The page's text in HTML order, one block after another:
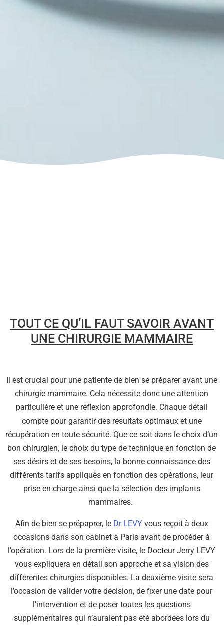
TOUT CE QU’IL FAUT SAVOIR AVANT
UNE CHIRURGIE MAMMAIRE
Il est crucial pour une patiente de bien se préparer avant une
chirurgie mammaire. Cela nécessite donc une attention
particulière et une réflexion approfondie. Chaque détail
compte pour garantir des résultats optimaux et une
récupération en toute sécurité. Que ce soit dans le choix d’un
bon chirurgien, le choix du type de technique en fonction de
ses désirs et de ses besoins, la bonne connaissance des
différents tarifs appliqués en fonction des opérations, leur
prise en charge ainsi que la sélection des implants
mammaires.
Afin de bien se prépaprer, le Dr LEVYvous reçoit à deux
occasions dans son cabinet à Paris avant de procéder à
l’opération. Lors de la première visite, le Docteur Jerry LEVY
vous expliquera en détail son approche et sa vision des
différentes chirurgies disponibles. La deuxième visite sera
l’occasion de valider votre décision, de fixer une date pour
l’intervention et de poser toutes les questions
supplémentaires qui n’auraient pas été abordées lors du